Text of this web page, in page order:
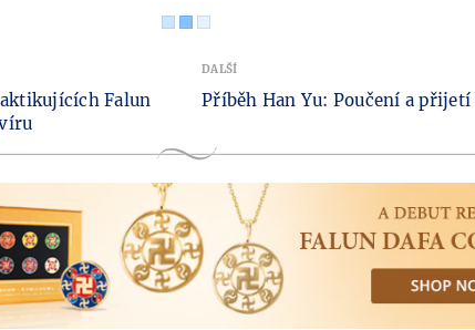
Falun
DALŠÍ
Příběh Han Yu: Poučení a přijetí